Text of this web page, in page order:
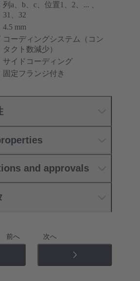
列a、b、c、位置1、2、... 、
31、32
4.5 mm
コーディングシステム（コン
タクト数減少）
サイドコーディング
固定フランジ付き
and approvals
前へ 次へ